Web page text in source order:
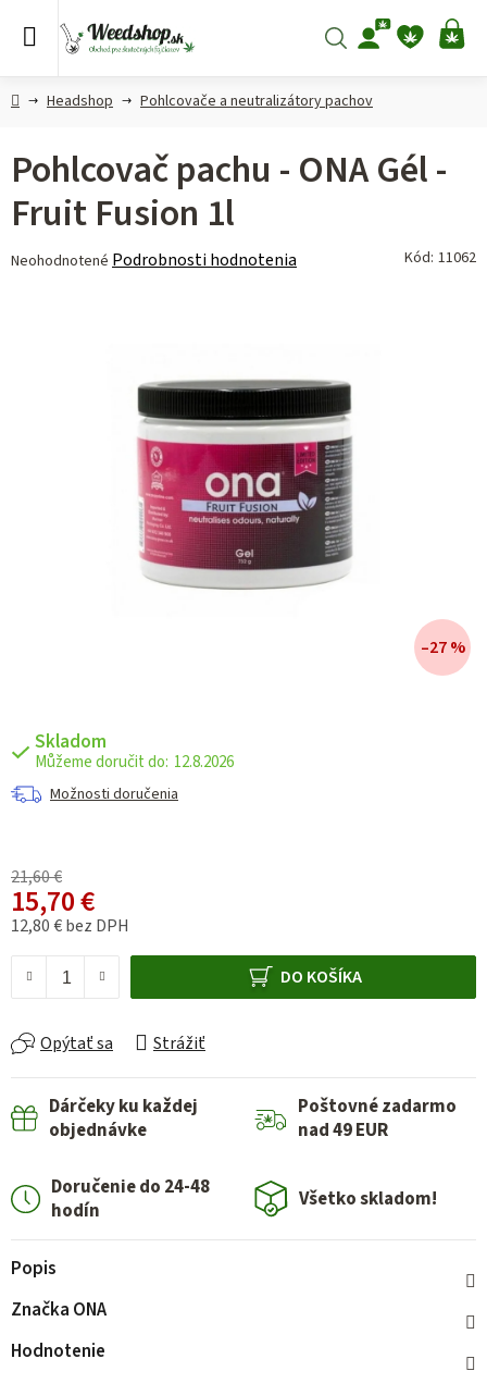
Hľadať
DomovHeadshop Pohlcovače a neutralizátory pachov
Skladom
12.8.2026
Možnosti doručenia
21,60 €
15,70 €
12,80 € bez DPH
DO KOŠÍKA
Opýtať sa Strážiť
Pohlcovač pachu - ONA Gél -
Fruit Fusion 1l
Priemerné
Neohodnotené Podrobnosti hodnotenia Kód: 11062
–27 %
Dárčeky ku každej
objednávke
Poštovné zadarmo
nad 49 EUR
Doručenie do 24-48
hodín
Všetko skladom!
Popis
Značka ONA
Hodnotenie